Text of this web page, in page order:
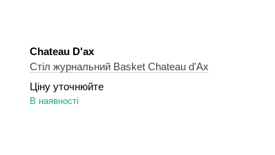
Chateau D'ax
Стіл журнальний Basket Chateau d'Ax
Ціну уточнюйте
В наявності